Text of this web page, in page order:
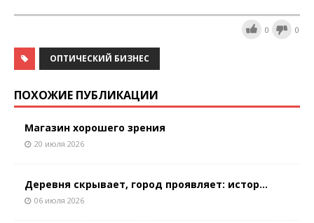
0 0
ОПТИЧЕСКИЙ БИЗНЕС
ПОХОЖИЕ ПУБЛИКАЦИИ
Магазин хорошего зрения
20 июля 2026
Деревня скрывает, город проявляет: истор...
06 июля 2026